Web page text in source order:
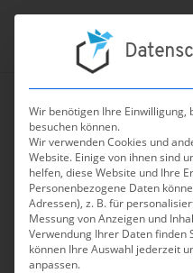
chevron_leftZURÜCK
Wir benötigen Ihre Einwilligung,
besuchen können.
Wir verwenden Cookies und
Website. Einige von ihnen sind
helfen, diese Website und Ihre
Personenbezogene Daten
Adressen), z. B. für
Messung von Anzeigen und
Verwendung Ihrer Daten finden
können Ihre Auswahl jederzeit
anpassen.